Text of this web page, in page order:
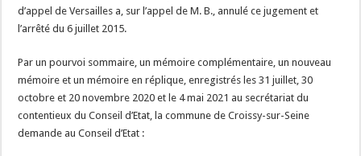
d’appel de Versailles a, sur l’appel de M. B., annulé ce jugement et
l’arrêté du 6 juillet 2015.
Par un pourvoi sommaire, un mémoire complémentaire, un nouveau
mémoire et un mémoire en réplique, enregistrés les 31 juillet, 30
octobre et 20 novembre 2020 et le 4 mai 2021 au secrétariat du
contentieux du Conseil d’Etat, la commune de Croissy-sur-Seine
demande au Conseil d’Etat :